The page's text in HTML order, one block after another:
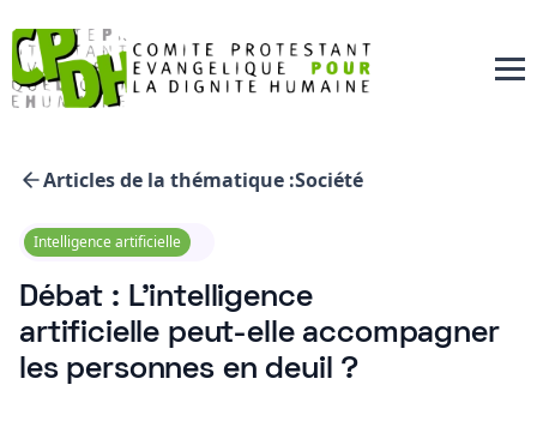
Articles de la thématique :Société
Intelligence artificielle
Débat : L’intelligence
artificielle peut-elle accompagner
les personnes en deuil ?